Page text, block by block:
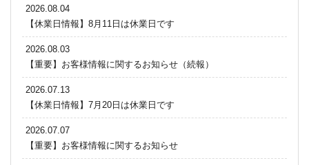
2026.08.04
【休業日情報】8月11日は休業日です
2026.08.03
【重要】お客様情報に関するお知らせ（続報）
2026.07.13
【休業日情報】7月20日は休業日です
2026.07.07
【重要】お客様情報に関するお知らせ